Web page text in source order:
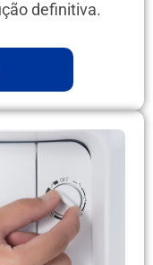
definitiva.